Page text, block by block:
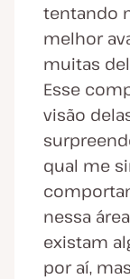
tentando
melhor
muitas
Esse
visão
qual me
nessa
existam
por aí,